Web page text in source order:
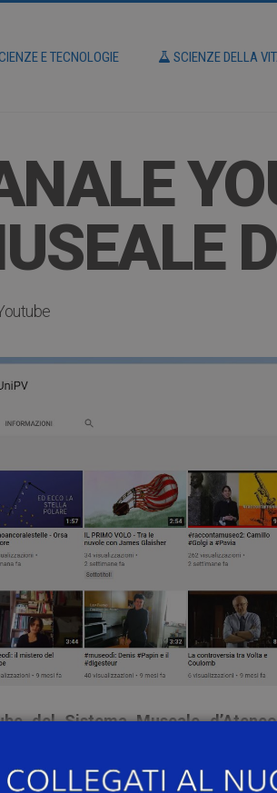
E TECNOLOGIE SCIENZE DELLA
del Sistema Museale d’Ateneo
dai musei dell’Università di Pavia.